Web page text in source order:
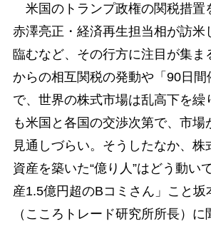
米国のトランプ政権の関税措置
赤澤亮正・経済再生担当相が訪米
臨むなど、その行方に注目が集ま
からの相互関税の発動や「90日間
で、世界の株式市場は乱高下を繰
も米国と各国の交渉次第で、市場
見通しづらい。そうしたなか、株
資産を築いた“億り人”はどう動い
産1.5億円超のBコミさん」こと坂
（こころトレード研究所所長）に